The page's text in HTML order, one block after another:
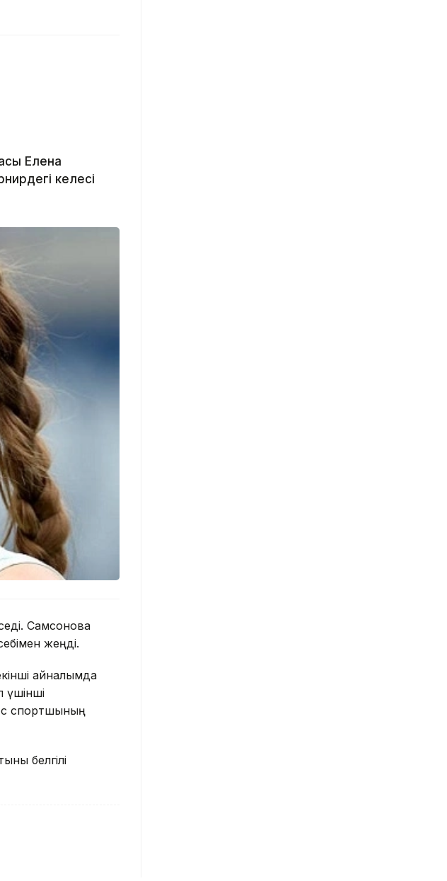
Елена
келесі
Самсонова
жеңді.
айналымда
үшінші
спортшының
белгілі